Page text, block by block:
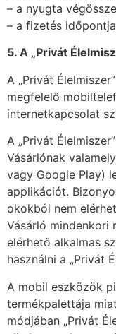
– a nyugta
– a fizetés
5. A „Privát
A „Privát
megfelelő
internetkapcsolat
A „Privát
Vásárlónak
vagy Google Play)
applikációt.
okokból nem
Vásárló mindenkori
elérhető alkalmas
használni a „Privát
A mobil eszközök
termékpalettája
módjában „Privát